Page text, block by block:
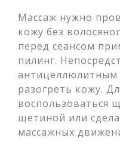
Массаж нужно
кожу без
перед сеансом
пилинг.
антицеллюлитным
разогреть кожу.
воспользоваться
щетиной или
массажных